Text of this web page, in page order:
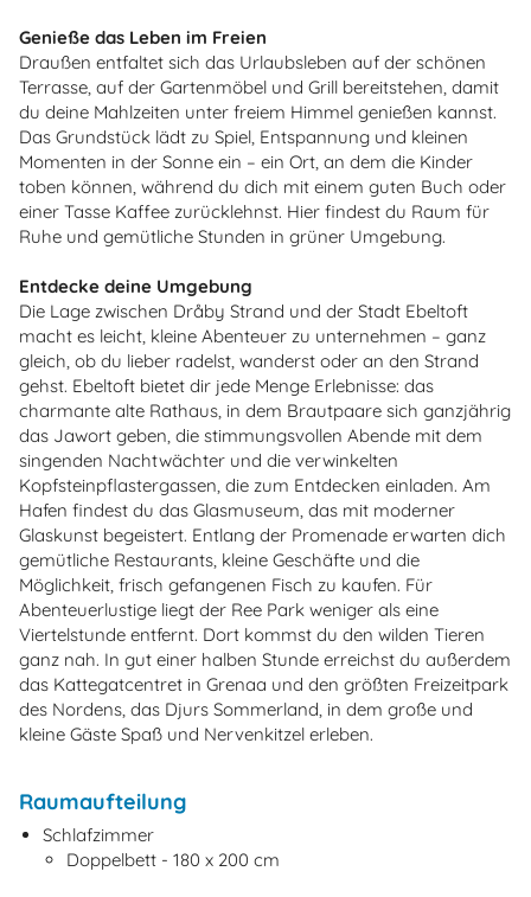
Genieße das Leben im Freien
Draußen entfaltet sich das Urlaubsleben auf der schönen
Terrasse, auf der Gartenmöbel und Grill bereitstehen, damit
du deine Mahlzeiten unter freiem Himmel genießen kannst.
Das Grundstück lädt zu Spiel, Entspannung und kleinen
Momenten in der Sonne ein – ein Ort, an dem die Kinder
toben können, während du dich mit einem guten Buch oder
einer Tasse Kaffee zurücklehnst. Hier findest du Raum für
Ruhe und gemütliche Stunden in grüner Umgebung.
Entdecke deine Umgebung
Die Lage zwischen Dråby Strand und der Stadt Ebeltoft
macht es leicht, kleine Abenteuer zu unternehmen – ganz
gleich, ob du lieber radelst, wanderst oder an den Strand
gehst. Ebeltoft bietet dir jede Menge Erlebnisse: das
charmante alte Rathaus, in dem Brautpaare sich ganzjährig
das Jawort geben, die stimmungsvollen Abende mit dem
singenden Nachtwächter und die verwinkelten
Kopfsteinpflastergassen, die zum Entdecken einladen. Am
Hafen findest du das Glasmuseum, das mit moderner
Glaskunst begeistert. Entlang der Promenade erwarten dich
gemütliche Restaurants, kleine Geschäfte und die
Möglichkeit, frisch gefangenen Fisch zu kaufen. Für
Abenteuerlustige liegt der Ree Park weniger als eine
Viertelstunde entfernt. Dort kommst du den wilden Tieren
ganz nah. In gut einer halben Stunde erreichst du außerdem
das Kattegatcentret in Grenaa und den größten Freizeitpark
des Nordens, das Djurs Sommerland, in dem große und
kleine Gäste Spaß und Nervenkitzel erleben.
Raumaufteilung
Schlafzimmer
Doppelbett - 180 x 200 cm